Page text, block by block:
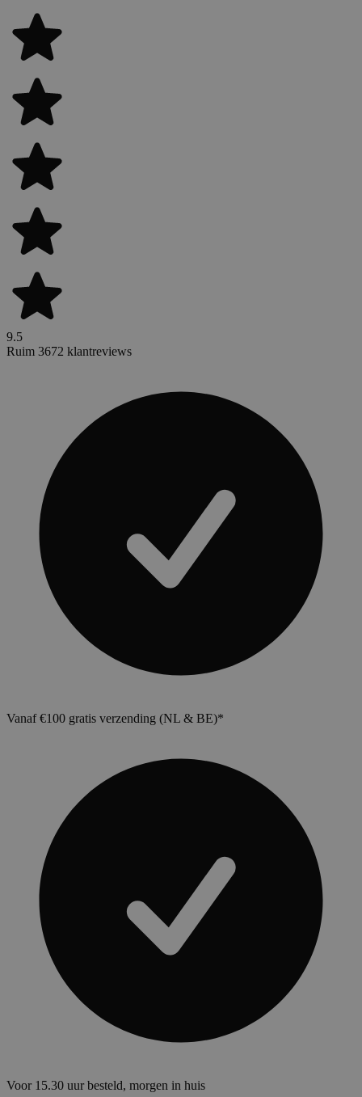
9.5
Ruim 3672 klantreviews
Vanaf €100 gratis verzending (NL & BE)*
Voor 15.30 uur besteld, morgen in huis